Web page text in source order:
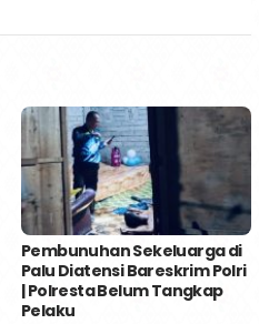
Pembunuhan Sekeluarga di
Palu Diatensi Bareskrim Polri
| Polresta Belum Tangkap
Pelaku